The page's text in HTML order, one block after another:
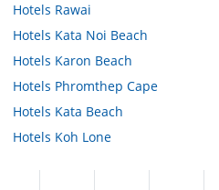
Hotels Rawai
Hotels Kata Noi Beach
Hotels Karon Beach
Hotels Phromthep Cape
Hotels Kata Beach
Hotels Koh Lone